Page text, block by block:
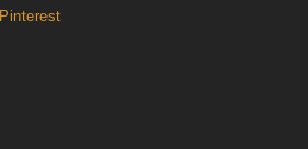
Pinterest